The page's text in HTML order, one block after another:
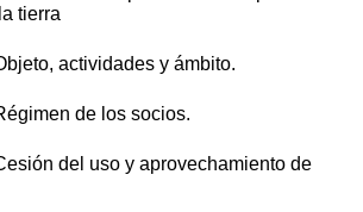
tierra
actividades y ámbito.
de los socios.
del uso y aprovechamiento de